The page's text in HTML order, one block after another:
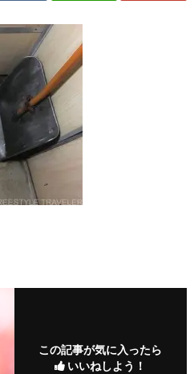
この記事が気に入ったら
いいねしよう！